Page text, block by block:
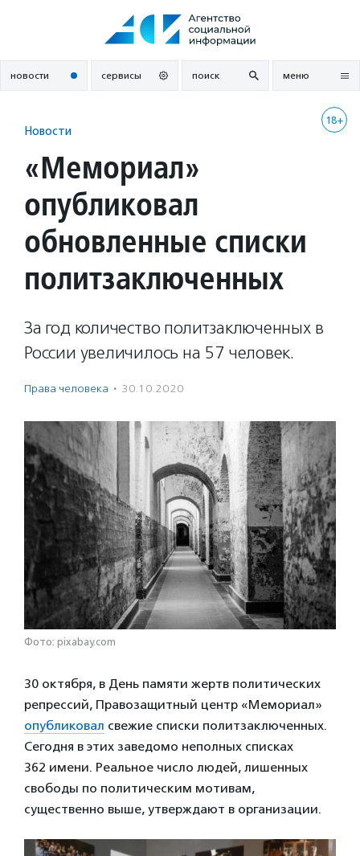
новости сервисы поиск меню
18+
Новости
«Мемориал»
опубликовал
обновленные списки
политзаключенных
За год количество политзаключенных в
России увеличилось на 57 человек.
Права человека · 30.10.2020
Фото: pixabay.com
30 октября, в День памяти жертв политических
репрессий, Правозащитный центр «Мемориал»
опубликовал свежие списки политзаключенных.
Сегодня в этих заведомо неполных списках
362 имени. Реальное число людей, лишенных
свободы по политическим мотивам,
существенно выше, утверждают в организации.